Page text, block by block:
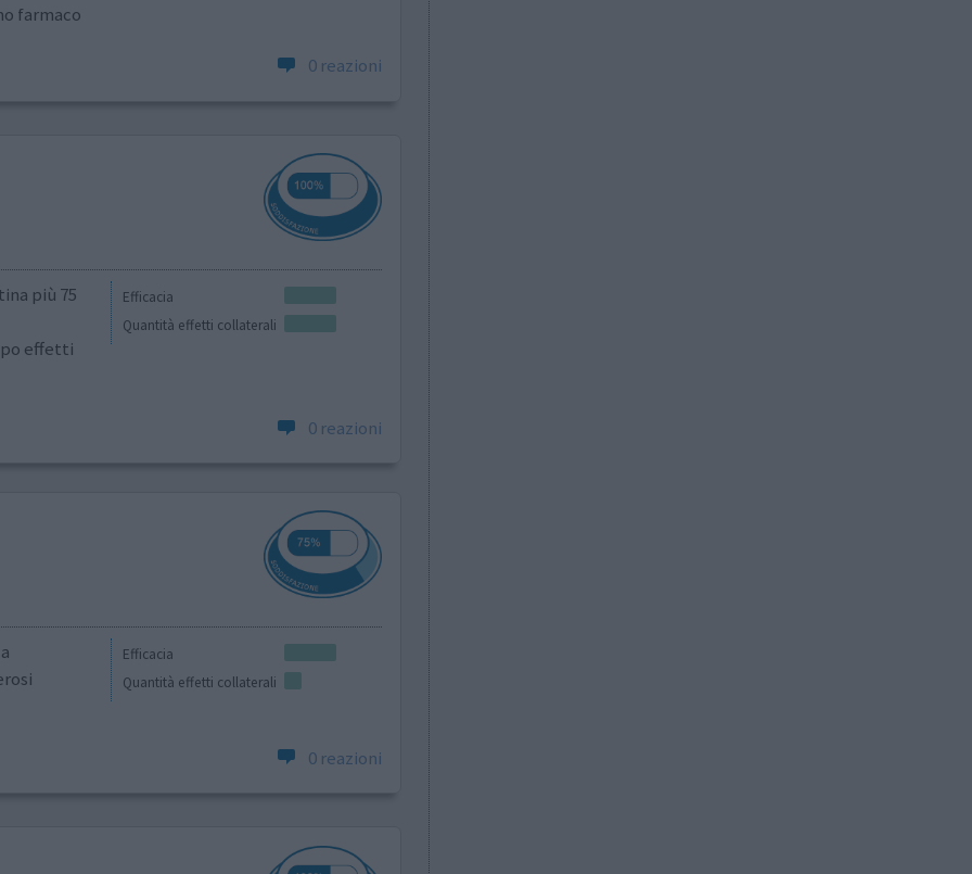
farmaco
0 reazioni
Efficacia
Quantità effetti collaterali
più 75
effetti
0 reazioni
Efficacia
Quantità effetti collaterali
0 reazioni